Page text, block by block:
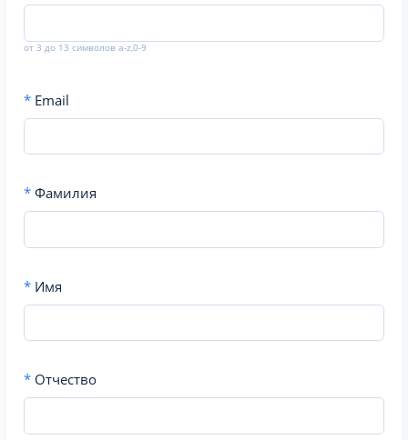
от 3 до 13 символов a-z,0-9
* Email
* Фамилия
* Имя
* Отчество